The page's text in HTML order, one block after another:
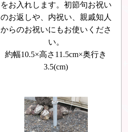
をお入れします。初節句お祝い
のお返しや、内祝い、親戚知人
からのお祝いにもお使いくださ
い。
約幅10.5×高さ11.5cm×奥行き
3.5(cm)